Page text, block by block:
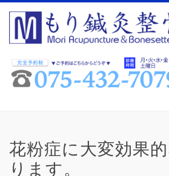
花粉症に大変効果
ります。